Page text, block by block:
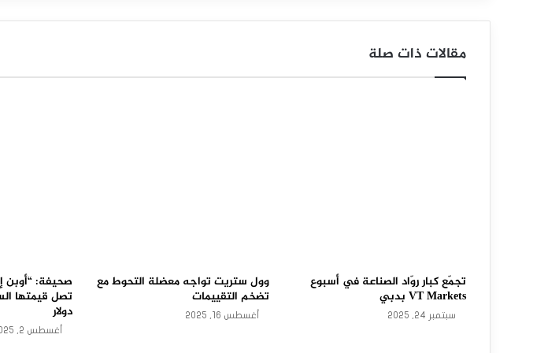
و
ل
ا
ا
ل
مقالات ذات صلة
تجمّع كبار روّاد الصناعة في أسبوع
VT Markets بدبي
سبتمبر 24, 2025
وول ستريت تواجه معضلة التحوط مع
تضخم التقييمات
أغسطس 16, 2025
دولار
أغسطس 2, 2025